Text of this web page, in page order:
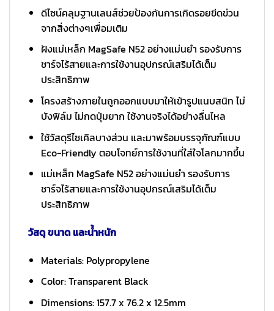
ดีไซน์คลุมฐานเลนส์ช่วยป้องกันการเกิดรอยขีดข่วน
จากสิ่งต่างๆเพื่อมเติม
ฝังแม่เหล็ก MagSafe N52 อย่างแม่นยำ รองรับการ
ชาร์จไร้สายและการใช้งานอุปกรณ์เสริมได้เต็ม
ประสิทธิภาพ
โครงสร้างภายในถูกออกแบบมาให้เข้ารูปแนบสนิท ไม่
บังฟิล์ม ไม่กดปุ่มยาก ใช้งานจริงได้อย่างลื่นไหล
ใช้วัสดุรีไซเคิลบางส่วน และมาพร้อมบรรจุภัณฑ์แบบ
Eco-Friendly ตอบโจทย์การใช้งานที่ใส่ใจโลกมากขึ้น
แม่เหล็ก MagSafe N52 อย่างแม่นยำ รองรับการ
ชาร์จไร้สายและการใช้งานอุปกรณ์เสริมได้เต็ม
ประสิทธิภาพ
วัสดุ ขนาด และน้ำหนัก
Materials: Polypropylene
Color: Transparent Black
Dimensions: 157.7 x 76.2 x 12.5mm